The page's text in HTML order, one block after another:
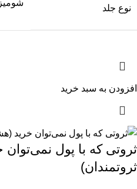
نوع جلد
شومیز
افزودن به سبد خرید
ثروتی که با پول
ثروتمندان)